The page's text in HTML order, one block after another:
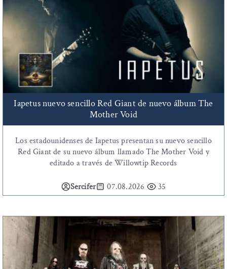
Iapetus nuevo sencillo Red Giant de nuevo álbum The
Mother Void
Los estadounidenses de Iapetus presentan su nuevo sencillo
Red Giant de su nuevo álbum llamado The Mother Void y
editado a través de Willowtip Records
Sercifer 07.08.2026 35